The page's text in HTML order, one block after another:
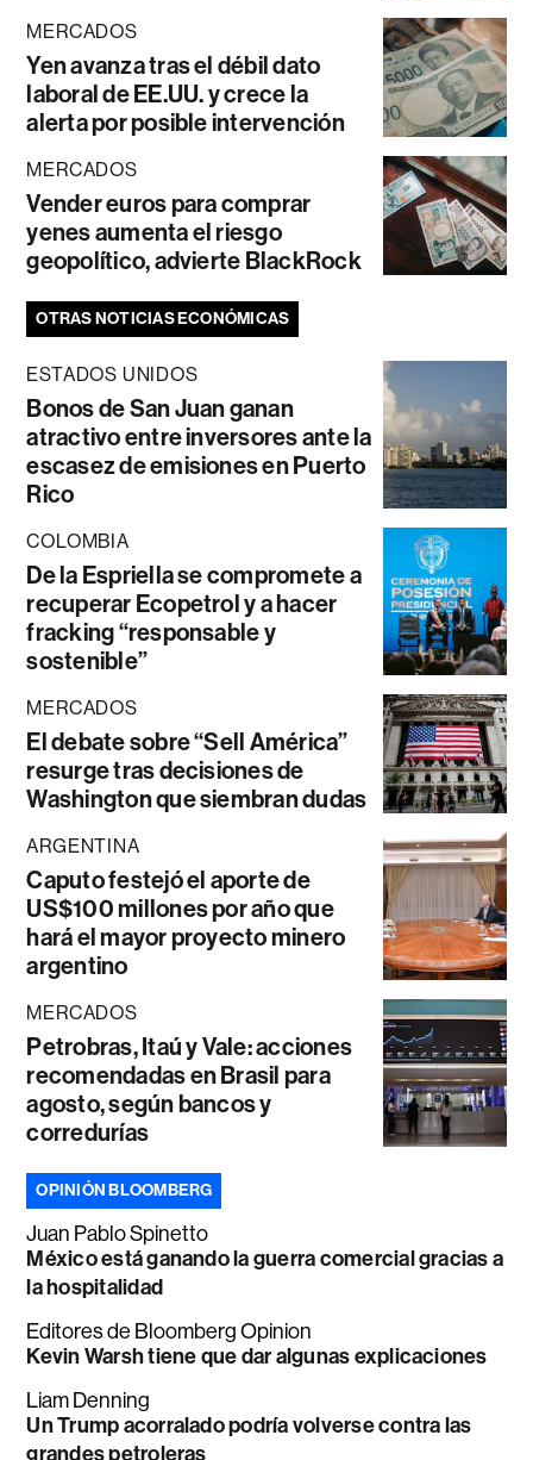
MERCADOS
Yen avanza tras el débil dato
laboral de EE.UU. y crece la
alerta por posible intervención
MERCADOS
Vender euros para comprar
yenes aumenta el riesgo
geopolítico, advierte BlackRock
OTRAS NOTICIAS ECONÓMICAS
ESTADOS UNIDOS
Bonos de San Juan ganan
atractivo entre inversores ante la
escasez de emisiones en Puerto
Rico
COLOMBIA
De la Espriella se compromete a
recuperar Ecopetrol y a hacer
fracking “responsable y
sostenible”
MERCADOS
El debate sobre “Sell América”
resurge tras decisiones de
Washington que siembran dudas
ARGENTINA
Caputo festejó el aporte de
US$100 millones por año que
hará el mayor proyecto minero
argentino
MERCADOS
Petrobras, Itaú y Vale: acciones
recomendadas en Brasil para
agosto, según bancos y
corredurías
OPINIÓN BLOOMBERG
Juan Pablo Spinetto
México está ganando la guerra comercial gracias a
la hospitalidad
Editores de Bloomberg Opinion
Kevin Warsh tiene que dar algunas explicaciones
Liam Denning
Un Trump acorralado podría volverse contra las
grandes petroleras